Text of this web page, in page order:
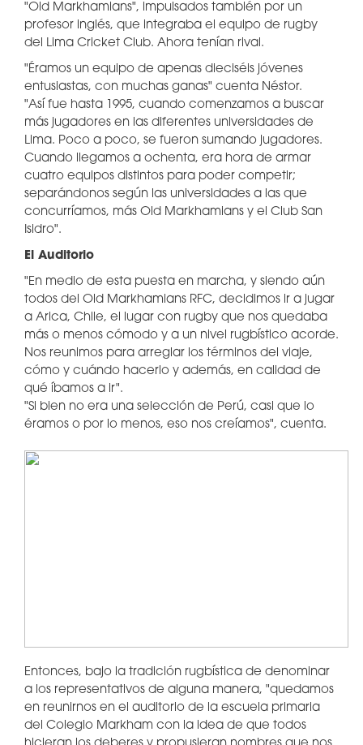
"Old Markhamians", impulsados también por un
profesor inglés, que integraba el equipo de rugby
del Lima Cricket Club. Ahora tenían rival.
"Éramos un equipo de apenas dieciséis jóvenes
entusiastas, con muchas ganas" cuenta Néstor.
"Así fue hasta 1995, cuando comenzamos a buscar
más jugadores en las diferentes universidades de
Lima. Poco a poco, se fueron sumando jugadores.
Cuando llegamos a ochenta, era hora de armar
cuatro equipos distintos para poder competir;
separándonos según las universidades a las que
concurríamos, más Old Markhamians y el Club San
Isidro".
El Auditorio
"En medio de esta puesta en marcha, y siendo aún
todos del Old Markhamians RFC, decidimos ir a jugar
a Arica, Chile, el lugar con rugby que nos quedaba
más o menos cómodo y a un nivel rugbístico acorde.
Nos reunimos para arreglar los términos del viaje,
cómo y cuándo hacerlo y además, en calidad de
qué íbamos a ir".
"Si bien no era una selección de Perú, casi que lo
éramos o por lo menos, eso nos creíamos", cuenta.
Entonces, bajo la tradición rugbística de denominar
a los representativos de alguna manera, "quedamos
en reunirnos en el auditorio de la escuela primaria
del Colegio Markham con la idea de que todos